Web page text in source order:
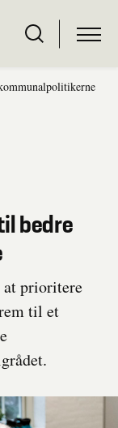
bedre
prioritere
til et